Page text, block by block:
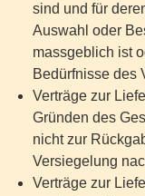
sind und für
Auswahl oder
massgeblich ist
Bedürfnisse des
Verträge zur
Gründen des
nicht zur
Versiegelung
Verträge zur